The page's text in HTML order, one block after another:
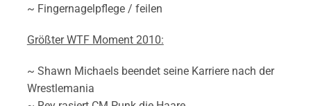
~ Fingernagelpflege / feilen
Größter WTF Moment 2010:
~ Shawn Michaels beendet seine Karriere nach der
Wrestlemania